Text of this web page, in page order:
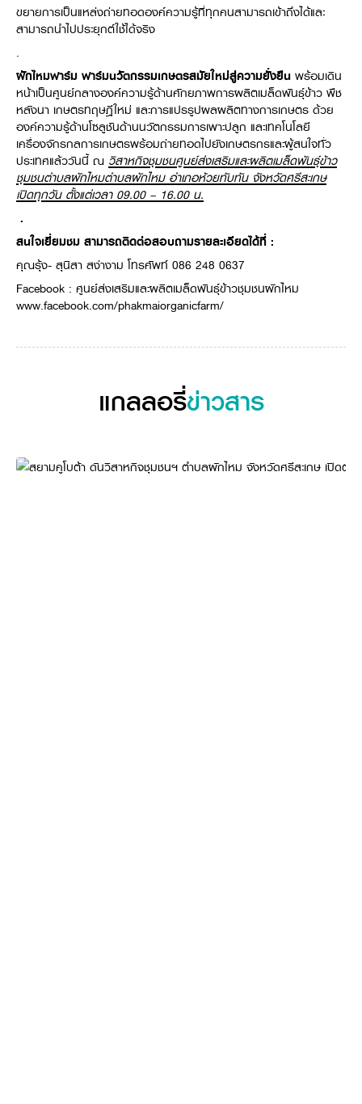
ขยายการเป็นแหล่งถ่ายทอดองค์ความรู้ที่ทุกคนสามารถเข้าถึงได้และ
สามารถนำไปประยุกต์ใช้ได้จริง
.
ผักไหมฟาร์ม ฟาร์มนวัตกรรมเกษตรสมัยใหม่สู่ความยั่งยืน พร้อมเดิน
หน้าเป็นศูนย์กลางองค์ความรู้ด้านศักยภาพการผลิตเมล็ดพันธุ์ข้าว พืช
หลังนา เกษตรทฤษฎีใหม่ และการแปรรูปผลผลิตทางการเกษตร ด้วย
องค์ความรู้ด้านโซลูชันด้านนวัตกรรมการเพาะปลูก และเทคโนโลยี
เครื่องจักรกลการเกษตรพร้อมถ่ายทอดไปยังเกษตรกรและผู้สนใจทั่ว
ประเทศแล้ววันนี้ ณ วิสาหกิจชุมชนศูนย์ส่งเสริมและผลิตเมล็ดพันธุ์ข้าว
ชุมชนตำบลผักไหมตำบลผักไหม อำเภอห้วยทับทัน จังหวัดศรีสะเกษ
เปิดทุกวัน ตั้งแต่เวลา 09.00 – 16.00 น.
.
สนใจเยี่ยมชม สามารถติดต่อสอบถามรายละเอียดได้ที่ :
คุณรุ้ง- สุนิสา สง่างาม โทรศัพท์ 086 248 0637
Facebook : ศูนย์ส่งเสริมและผลิตเมล็ดพันธุ์ข้าวชุมชนผักไหม
www.facebook.com/phakmaiorganicfarm/
แกลลอรี่ข่าวสาร